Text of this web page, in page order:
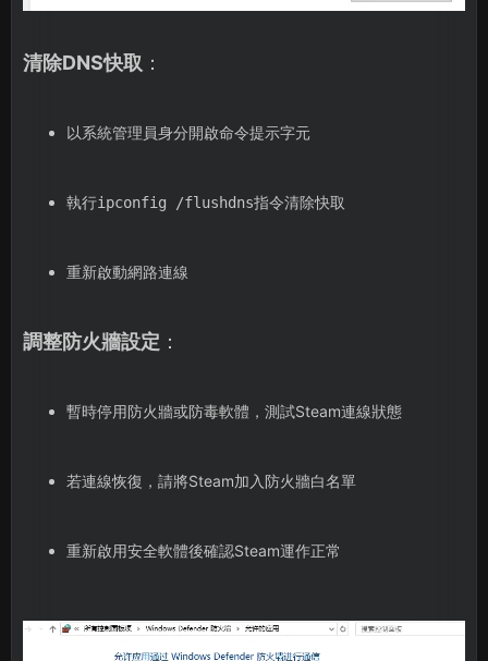
清除DNS快取 ：
以系統管理員身分開啟命令提示字元
執行ipconfig /flushdns指令清除快取
重新啟動網路連線
調整防火牆設定 ：
暫時停用防火牆或防毒軟體，測試Steam連線狀態
若連線恢復，請將Steam加入防火牆白名單
重新啟用安全軟體後確認Steam運作正常